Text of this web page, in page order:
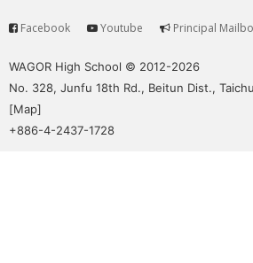
Service
Facebook Youtube Principal
WAGOR High School © 2012-2026
No. 328, Junfu 18th Rd., Beitun Dist.,
[Map]
+886-4-2437-1728